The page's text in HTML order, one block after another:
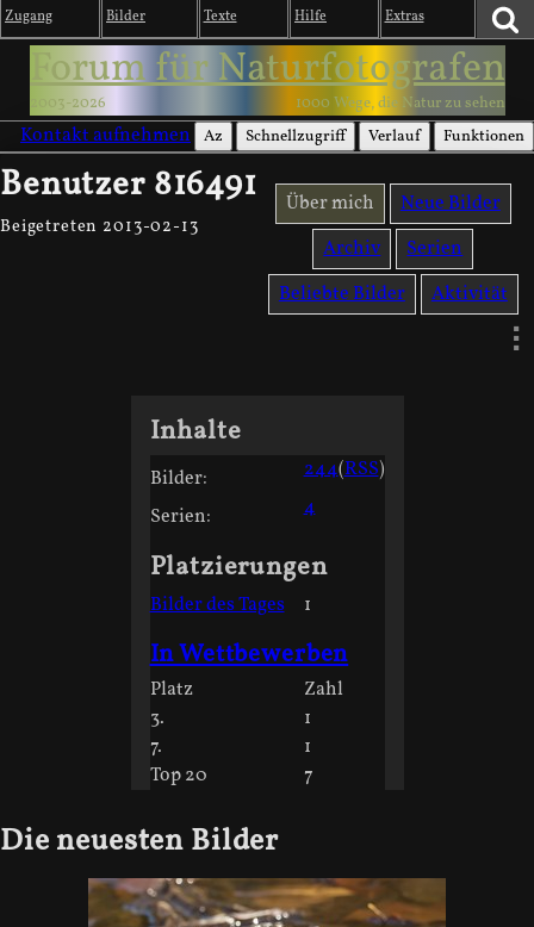
Zugang Bilder Texte Hilfe Extras
Forum für Naturfotografen
2003-2026 1000 Wege, die Natur zu sehen
Kontakt aufnehmen Az Schnellzugriff Verlauf Funktionen
Benutzer 816491
Beigetreten 2013-02-13
Über mich
Neue Bilder
Archiv
Serien
Beliebte Bilder
Aktivität
Inhalte
Bilder: 244(RSS)
Serien:
4
Platzierungen
Bilder des Tages 1
In Wettbewerben
Platz
Zahl
3.
1
7.
1
Top 20
7
Die neuesten Bilder